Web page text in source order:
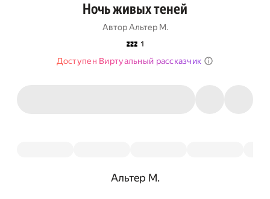
Ночь живых теней
Автор Альтер М.
💤 1
Доступен Виртуальный рассказчик
Альтер М.